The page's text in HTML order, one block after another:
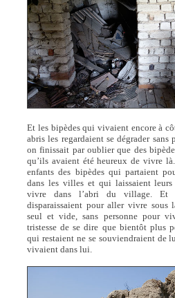
Et les bipèdes qui vivaient encore à
abris les regardaient se dégrader
on finissait par oublier que des
qu’ils avaient été heureux de vivre
enfants des bipèdes qui partaient
dans les villes et qui laissaient leurs
vivre dans l’abri du village. Et
disparaissaient pour aller vivre sous
seul et vide, sans personne pour
tristesse de se dire que bientôt plus
qui restaient ne se souviendraient de
vivaient dans lui.